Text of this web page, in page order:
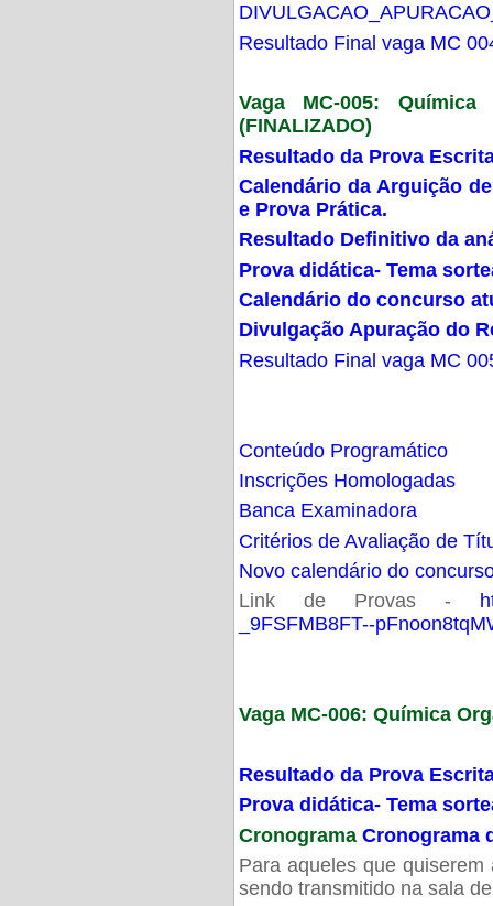
Resultado Final vaga MC
Vaga MC-005:
(FINALIZADO)
Resultado da Prova
Calendário da Arguição
e Prova Prática.
Resultado Definitivo da
Prova didática- Tema
Calendário do concurso
Divulgação Apuração do
Resultado Final vaga MC
Conteúdo Programático
Inscrições Homologadas
Banca Examinadora
Critérios de Avaliação de
Novo calendário do
Link de Provas -
_9FSFMB8FT--
Vaga MC-006: Química
Resultado da Prova
Prova didática- Tema
Cronograma Cronograma
Para aqueles que
sendo transmitido na sala